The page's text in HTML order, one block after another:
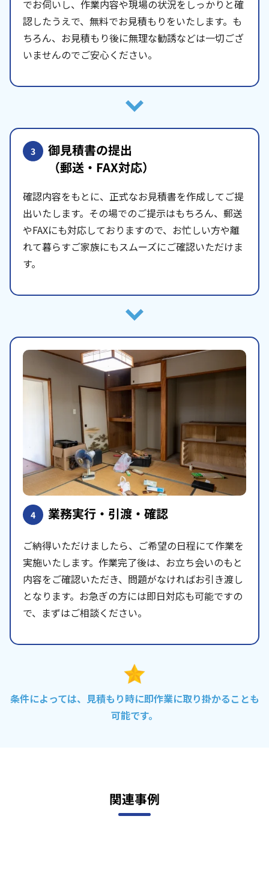
でお伺いし、作業内容や現場の状況をしっかりと確
認したうえで、無料でお見積もりをいたします。も
ちろん、お見積もり後に無理な勧誘などは一切ござ
いませんのでご安心ください。
3 御見積書の提出
（郵送・FAX対応）
確認内容をもとに、正式なお見積書を作成してご提
出いたします。その場でのご提示はもちろん、郵送
やFAXにも対応しておりますので、お忙しい方や離
れて暮らすご家族にもスムーズにご確認いただけま
す。
4 業務実行・引渡・確認
ご納得いただけましたら、ご希望の日程にて作業を
実施いたします。作業完了後は、お立ち会いのもと
内容をご確認いただき、問題がなければお引き渡し
となります。お急ぎの方には即日対応も可能ですの
で、まずはご相談ください。
条件によっては、見積もり時に即作業に取り掛かることも
可能です。
関連事例